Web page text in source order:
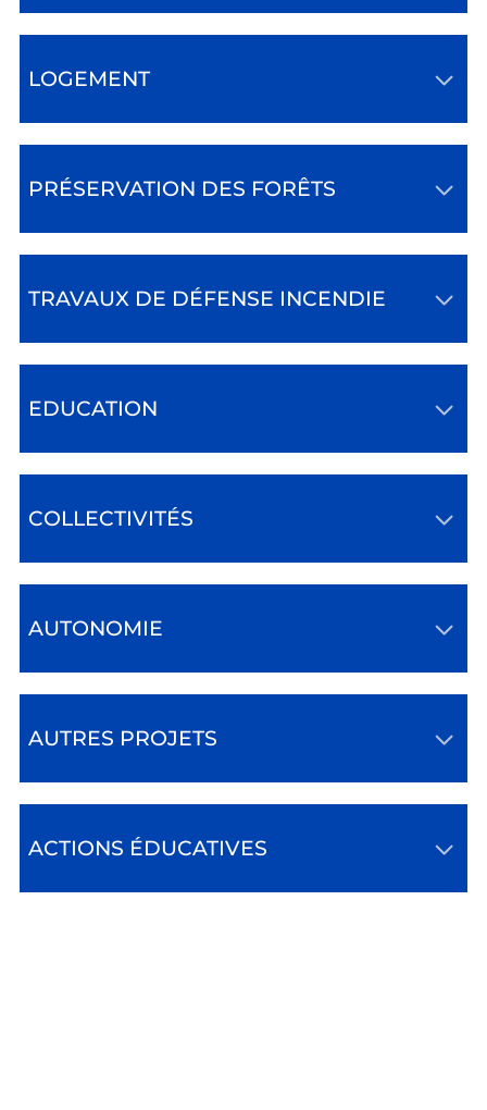
LOGEMENT
PRÉSERVATION DES FORÊTS
TRAVAUX DE DÉFENSE INCENDIE
EDUCATION
COLLECTIVITÉS
AUTONOMIE
AUTRES PROJETS
ACTIONS ÉDUCATIVES